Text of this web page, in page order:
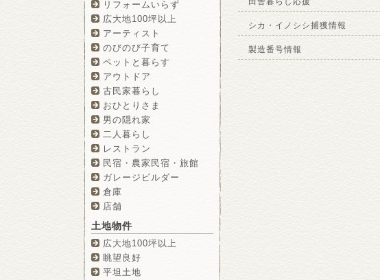
シカ・イノシシ捕獲情報
製造番号情報
リフォームいらず
広大地100坪以上
アーティスト
のびのび子育て
ペットと暮らす
アウトドア
古民家暮らし
おひとりさま
男の隠れ家
二人暮らし
レストラン
民宿・農家民宿・旅館
ガレージビルダー
倉庫
店舗
土地物件
広大地100坪以上
眺望良好
平坦土地